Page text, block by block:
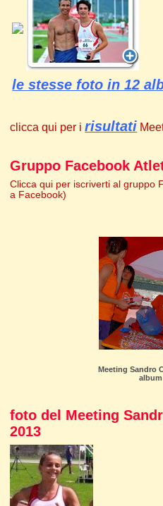
le stesse foto in 12
clicca qui per irisultati
Gruppo Facebook
Clicca qui per iscriverti al gruppo
a Facebook)
Meeting Sandro
album
foto del Meeting
2013